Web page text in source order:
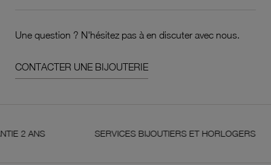
Une question ? N'hésitez pas à en discuter avec nous.
CONTACTER UNE BIJOUTERIE
SERVICES BIJOUTIERS ET HORLOGERS